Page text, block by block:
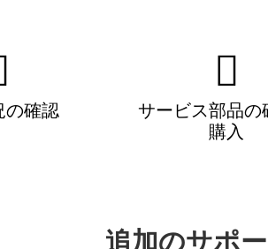
の確認
サービス部品の
購入
追加のサポ